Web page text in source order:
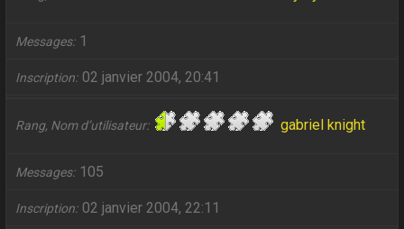
Messages 1
Inscription 02 janvier 2004, 20:41
Rang, Nom d’utilisateur gabriel knight
Messages 105
Inscription 02 janvier 2004, 22:11